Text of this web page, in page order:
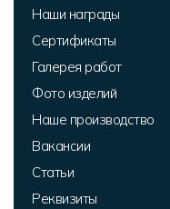
Наши награды
Сертификаты
Галерея работ
Фото изделий
Наше производство
Вакансии
Статьи
Реквизиты